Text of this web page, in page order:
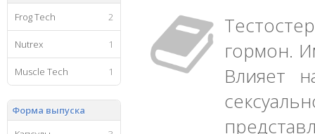
Frog Tech
2
Nutrex 1
Muscle Tech 1
Форма выпуска
гормон.
Влияет